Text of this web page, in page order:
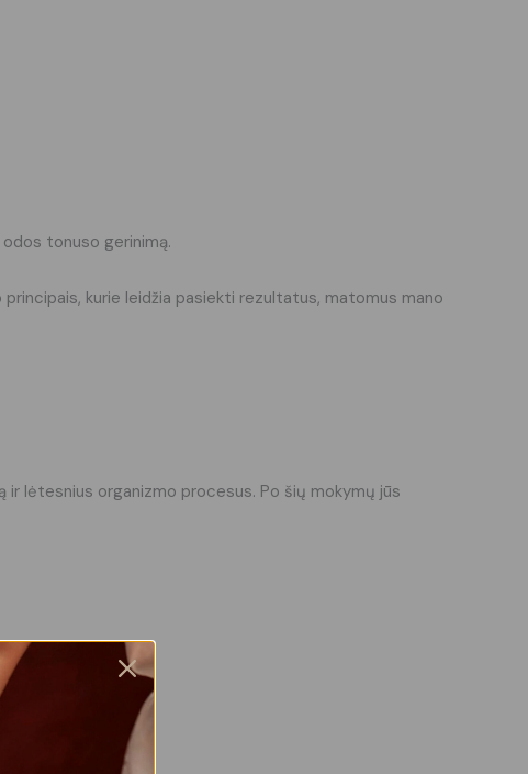
tonuso gerinimą.
kurie leidžia pasiekti rezultatus, matomus mano
lėtesnius organizmo procesus. Po šių mokymų jūs